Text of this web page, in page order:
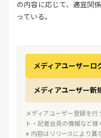
の内容に応じて、適宜関
っている。
メディアユーザーロ
メディアユーザー新
メディアユーザー登録を
ト・記者会見の情報など様
※ 内容はリリースにより異